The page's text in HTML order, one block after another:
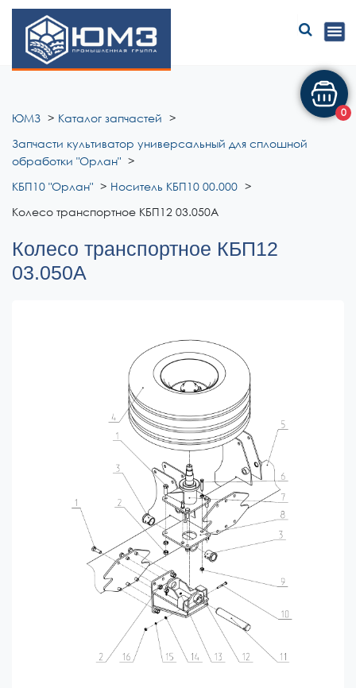
ЮМЗ
ЮМЗ
Каталог запчастей
Запчасти культиватор универсальный для сплошной
обработки "Орлан"
КБП10 "Орлан"
Носитель КБП10 00.000
Колесо транспортное КБП12 03.050А
Колесо транспортное КБП12
03.050А
0